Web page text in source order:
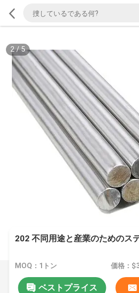
2/5
202 不同用途と産業のためのス
MOQ：1トン 価格：
ベストプライス